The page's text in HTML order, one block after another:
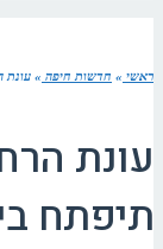
ראשי » חדשות חיפה » עונת
עונת
תיפתח